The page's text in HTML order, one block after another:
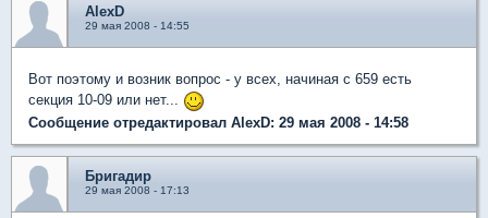
AlexD
29 мая 2008 - 14:55
Вот поэтому и возник вопрос - у всех, начиная с 659 есть
секция 10-09 или нет...
Сообщение отредактировал AlexD: 29 мая 2008 - 14:58
Бригадир
29 мая 2008 - 17:13